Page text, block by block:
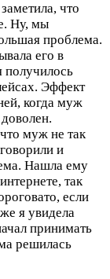
что
Ну, мы
проблема.
его в
получилось
Эффект
когда муж
муж не так
и
Нашла ему
так
если
я увидела
принимать
решилась